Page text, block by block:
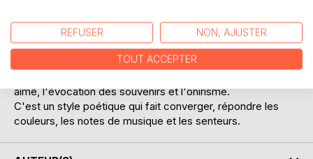
Le style repose sur des vers écrits avec des
dodécasyllabes qui correspondent à mon expression
spontanée et accorde des rimes.
aimé, l'évocation des souvenirs et l'onirisme.
C'est un style poétique qui fait converger, répondre les
couleurs, les notes de musique et les senteurs.
REFUSER NON, AJUSTER
TOUT ACCEPTER